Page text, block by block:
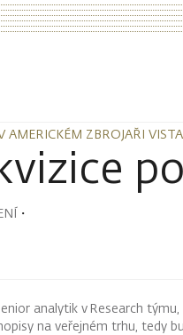
AMERICKÉM ZBROJAŘI
AMERICKÉM ZBROJAŘI
・
analytik v Research
na veřejném trhu, tedy